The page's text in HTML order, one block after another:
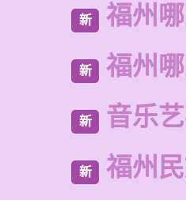
新 福州
新 福州
新 音乐
新 福州